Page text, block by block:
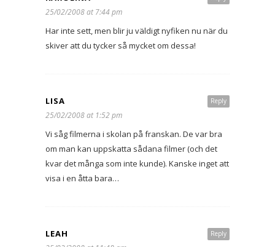
25/02/2008 at 7:44 pm
Har inte sett, men blir ju väldigt nyfiken nu när du
skiver att du tycker så mycket om dessa!
Reply
LISA
25/02/2008 at 1:52 pm
Vi såg filmerna i skolan på franskan. De var bra
om man kan uppskatta sådana filmer (och det
kvar det många som inte kunde). Kanske inget att
visa i en åtta bara…
Reply
LEAH